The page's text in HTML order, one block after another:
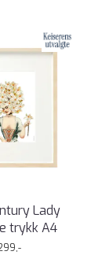
Lady
trykk A4